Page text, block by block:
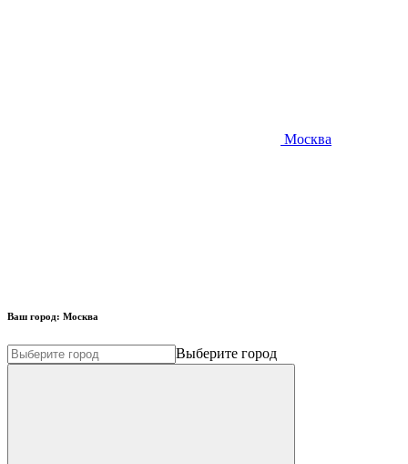
Москва
Ваш город: Москва
Выберите город